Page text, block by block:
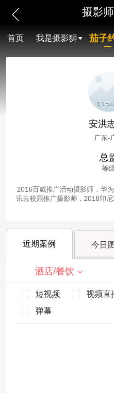
摄影
首页 我是摄影狮 茄子
安洪
广东-
总
等
2016百威推广活动摄影师，华
讯云校园推广摄影师，2018印
近期案例 今日
酒店/餐饮
短视频 视频直
弹幕